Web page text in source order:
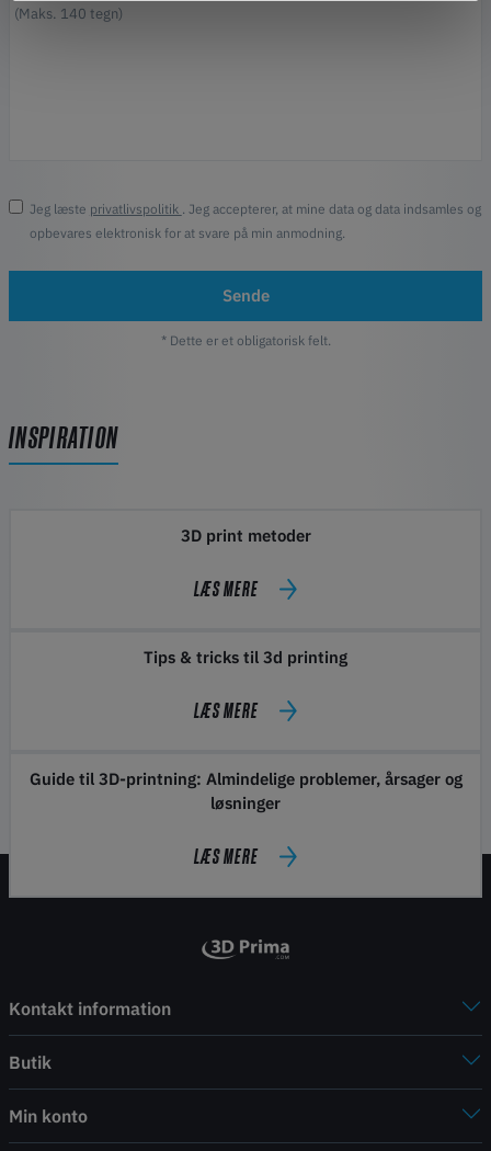
Jeg læste privatlivspolitik
. Jeg accepterer, at mine data og data indsamles og
opbevares elektronisk for at svare på min anmodning.
Sende
* Dette er et obligatorisk felt.
INSPIRATION
3D print metoder
LÆS MERE
Tips & tricks til 3d printing
LÆS MERE
Guide til 3D-printning: Almindelige problemer, årsager og
løsninger
LÆS MERE
Kontakt information
Butik
Min konto